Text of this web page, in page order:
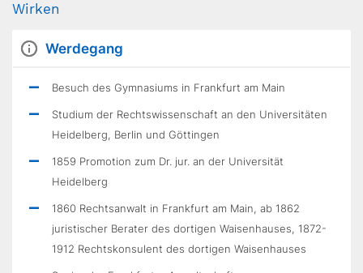
Wirken
Werdegang
Besuch des Gymnasiums in Frankfurt am Main
Studium der Rechtswissenschaft an den Universitäten
Heidelberg, Berlin und Göttingen
1859 Promotion zum Dr. jur. an der Universität
Heidelberg
1860 Rechtsanwalt in Frankfurt am Main, ab 1862
juristischer Berater des dortigen Waisenhauses, 1872-
1912 Rechtskonsulent des dortigen Waisenhauses